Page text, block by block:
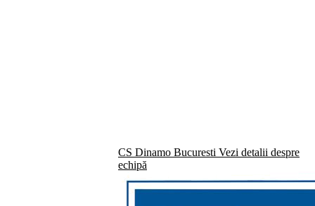
CS Dinamo Bucuresti Vezi detalii despre
echipă